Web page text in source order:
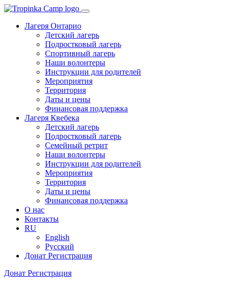
Лагеря Онтарио
Детский лагерь
Подростковый лагерь
Спортивный лагерь
Наши волонтеры
Инструкции для родителей
Мероприятия
Территория
Даты и цены
Финансовая поддержка
Лагеря Квебека
Детский лагерь
Подростковый лагерь
Семейный ретрит
Наши волонтеры
Инструкции для родителей
Мероприятия
Территория
Даты и цены
Финансовая поддержка
О нас
Контакты
RU
English
Русский
Донат Регистрация
Донат Регистрация